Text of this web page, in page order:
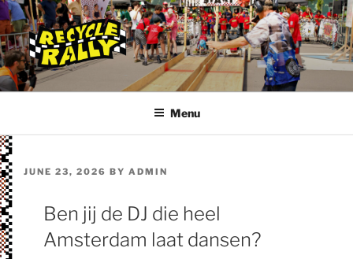
Skip
to
content
RECYCLE RALLY
Racen naar een duurzame toekomst!
Menu
POSTED
JUNE 23, 2026 BY ADMIN
Ben jij de DJ die heel
Amsterdam laat dansen?